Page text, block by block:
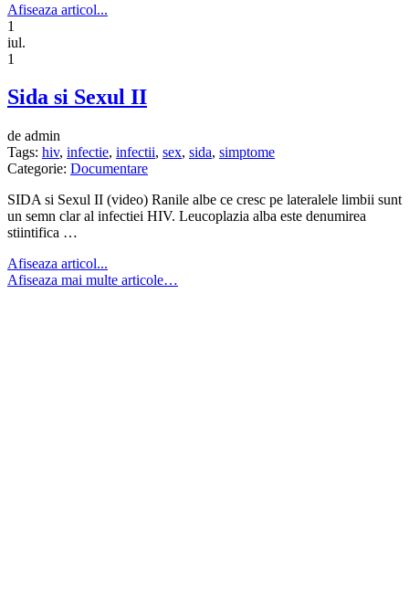
Afiseaza articol...
1
iul.
1
Sida si Sexul II
de admin
Tags: hiv, infectie, infectii, sex, sida, simptome
Categorie: Documentare
SIDA si Sexul II (video) Ranile albe ce cresc pe lateralele limbii sunt
un semn clar al infectiei HIV. Leucoplazia alba este denumirea
stiintifica …
Afiseaza articol...
Afiseaza mai multe articole…